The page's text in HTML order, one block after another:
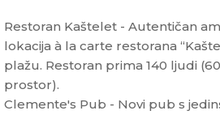
Restoran Kaštelet - Autentičan
lokacija à la carte restorana
plažu. Restoran prima 140 ljudi
prostor).
Clemente's Pub - Novi pub s